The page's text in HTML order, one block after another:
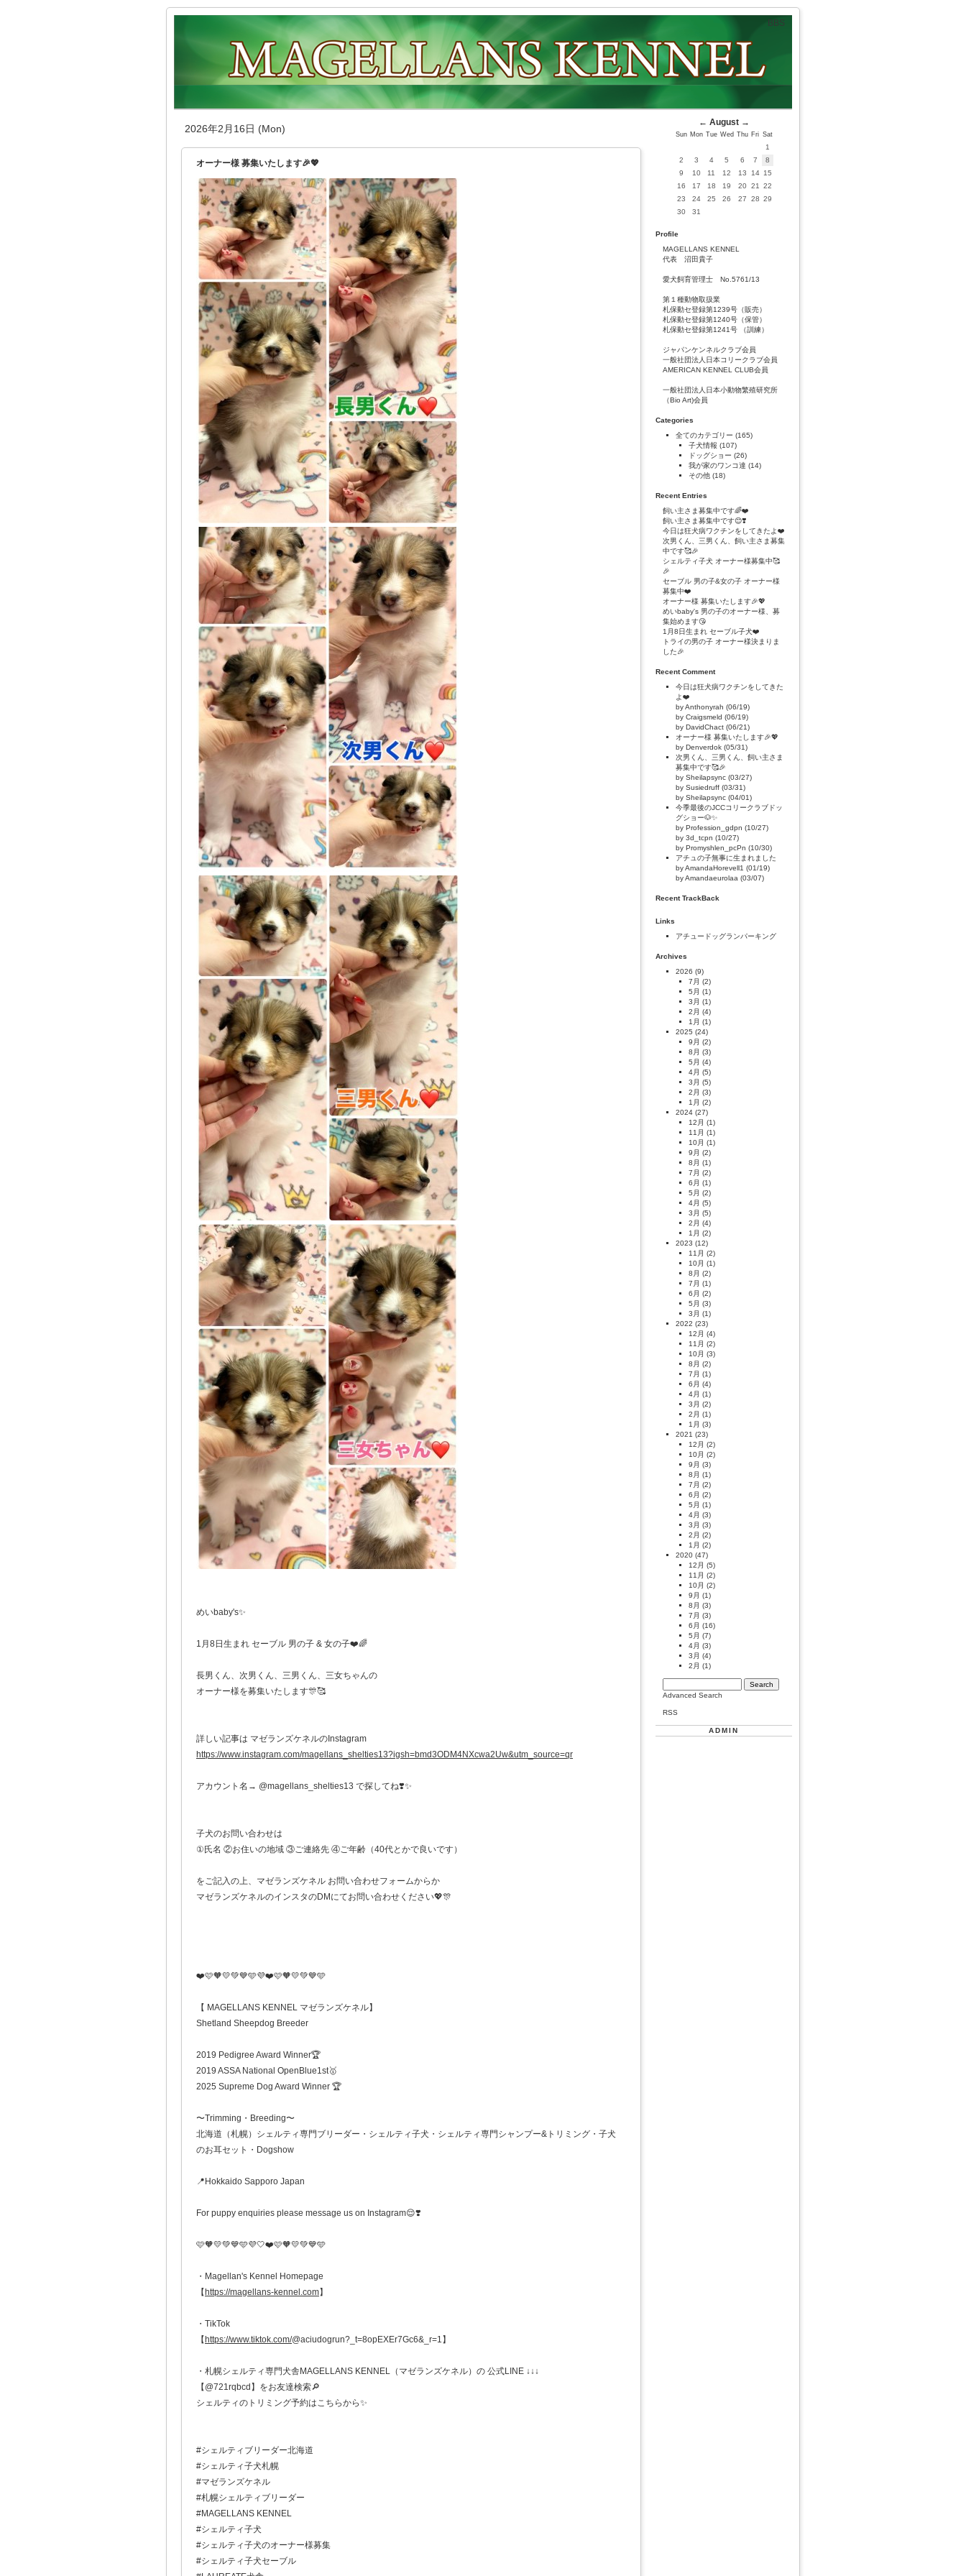
BBS
2026年2月16日 (Mon)
オーナー様 募集いたします🎉💖
めいbaby's✨
1月8日生まれ セーブル 男の子 & 女の子❤️🌈
長男くん、次男くん、三男くん、三女ちゃんの
オーナー様を募集いたします🎊🥰
詳しい記事は マゼランズケネルのInstagram
https://www.instagram.com/magellans_shelties13?igsh=bmd3ODM4NXcwa2Uw&utm_source=qr
アカウント名→ @magellans_shelties13 で探してね❣️✨
子犬のお問い合わせは
①氏名 ②お住いの地域 ③ご連絡先 ④ご年齢（40代とかで良いです）
をご記入の上、マゼランズケネル お問い合わせフォームからか
マゼランズケネルのインスタのDMにてお問い合わせください💖🎊
❤️🩷🧡💛💚💙🩵💜❤️🩷🧡💛💚💙🩵
【 MAGELLANS KENNEL マゼランズケネル】
Shetland Sheepdog Breeder
2019 Pedigree Award Winner🏆
2019 ASSA National OpenBlue1st🥇
2025 Supreme Dog Award Winner 🏆
〜Trimming・Breeding〜
北海道（札幌）シェルティ専門ブリーダー・シェルティ子犬・シェルティ専門シャンプー&トリミング・子犬
のお耳セット・Dogshow
📍Hokkaido Sapporo Japan
For puppy enquiries please message us on Instagram😌❣️
🩷🧡💛💚💙🩵💜🤍❤️🩷🧡💛💚💙🩵
・Magellan's Kennel Homepage
【 https://magellans-kennel.com】
・TikTok
【 https://www.tiktok.com/@aciudogrun?_t=8opEXEr7Gc6&_r=1】
・札幌シェルティ専門犬舎MAGELLANS KENNEL（マゼランズケネル）の 公式LINE ↓↓↓
【@721rqbcd】をお友達検索🔎
シェルティのトリミング予約はこちらから✨
#シェルティブリーダー北海道
#シェルティ子犬札幌
#マゼランズケネル
#札幌シェルティブリーダー
#MAGELLANS KENNEL
#シェルティ子犬
#シェルティ子犬のオーナー様募集
#シェルティ子犬セーブル
← August→
Sun Mon Tue Wed Thu Fri Sat
1
2
3 4 5 6 7
8
9
10 11 12 13 14 15
16
17 18 19 20 21
22
23
24 25 26 27 28 29
30
31
Profile
MAGELLANS KENNEL
代表 沼田貴子
愛犬飼育管理士 No.5761/13
第１種動物取扱業
札保動セ登録第1239号（販売）
札保動セ登録第1240号（保管）
札保動セ登録第1241号 （訓練）
ジャパンケンネルクラブ会員
一般社団法人日本コリークラブ会員
AMERICAN KENNEL CLUB会員
一般社団法人日本小動物繁殖研究所
（Bio Art)会員
Categories
全てのカテゴリー (165)
子犬情報 (107)
ドッグショー (26)
我が家のワンコ達 (14)
その他 (18)
Recent Entries
飼い主さま募集中です🌈❤️
飼い主さま募集中です😊❣️
今日は狂犬病ワクチンをしてきたよ❤️
次男くん、三男くん、飼い主さま募集
中です🥰🎉
シェルティ子犬 オーナー様募集中🥰
🎉
セーブル 男の子&女の子 オーナー様
募集中❤️
オーナー様 募集いたします🎉💖
めいbaby's 男の子のオーナー様、募
集始めます😘
1月8日生まれ セーブル子犬❤️
トライの男の子 オーナー様決まりま
した🎉
Recent Comment
今日は狂犬病ワクチンをしてきた
よ❤️
by Anthonyrah (06/19)
by Craigsmeld (06/19)
by DavidChact (06/21)
オーナー様 募集いたします🎉💖
by Denverdok (05/31)
次男くん、三男くん、飼い主さま
募集中です🥰🎉
by Sheilapsync (03/27)
by Susiedruff (03/31)
by Sheilapsync (04/01)
今季最後のJCCコリークラブドッ
グショー🐶✨
by Profession_gdpn (10/27)
by 3d_tcpn (10/27)
by Promyshlen_pcPn (10/30)
アチュの子無事に生まれました
by AmandaHorevell1 (01/19)
by Amandaeurolaa (03/07)
Recent TrackBack
Links
アチュードッグランパーキング
Archives
2026 (9)
7月 (2)
5月 (1)
3月 (1)
2月 (4)
1月 (1)
2025 (24)
9月 (2)
8月 (3)
5月 (4)
4月 (5)
3月 (5)
2月 (3)
1月 (2)
2024 (27)
12月 (1)
11月 (1)
10月 (1)
9月 (2)
8月 (1)
7月 (2)
6月 (1)
5月 (2)
4月 (5)
3月 (5)
2月 (4)
1月 (2)
2023 (12)
11月 (2)
10月 (1)
8月 (2)
7月 (1)
6月 (2)
5月 (3)
3月 (1)
2022 (23)
12月 (4)
11月 (2)
10月 (3)
8月 (2)
7月 (1)
6月 (4)
4月 (1)
3月 (2)
2月 (1)
1月 (3)
2021 (23)
12月 (2)
10月 (2)
9月 (3)
8月 (1)
7月 (2)
6月 (2)
5月 (1)
4月 (3)
3月 (3)
2月 (2)
1月 (2)
2020 (47)
12月 (5)
11月 (2)
10月 (2)
9月 (1)
8月 (3)
7月 (3)
6月 (16)
5月 (7)
4月 (3)
3月 (4)
2月 (1)
Advanced Search
RSS
ADMIN